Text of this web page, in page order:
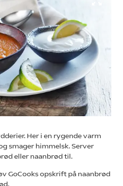
Her i en rygende varm
smager himmelsk. Server
eller naanbrød til.
GoCooks opskrift på naanbrød